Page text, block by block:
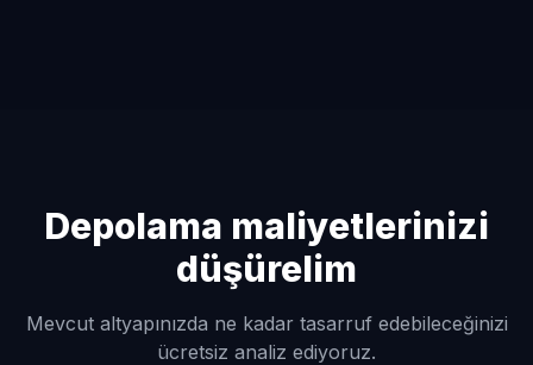
Depolama maliyetlerinizi
düşürelim
Mevcut altyapınızda ne kadar tasarruf edebileceğinizi
ücretsiz analiz ediyoruz.